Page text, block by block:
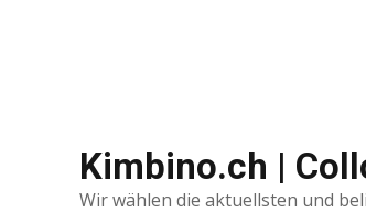
Kimbino.ch |
Wir wählen die aktuellsten und